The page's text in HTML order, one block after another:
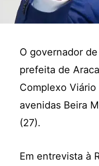
O governador
prefeita de
Complexo
avenidas Beira
(27).
Em entrevista à